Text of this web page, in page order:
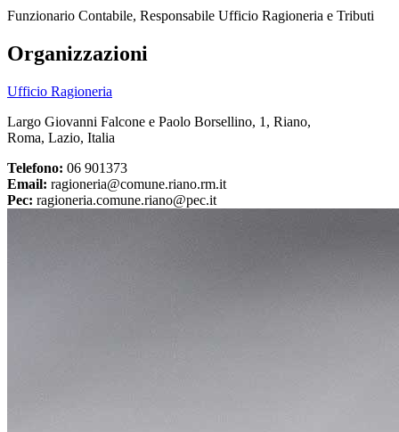
Funzionario Contabile, Responsabile Ufficio Ragioneria e Tributi
Organizzazioni
Ufficio Ragioneria
Largo Giovanni Falcone e Paolo Borsellino, 1, Riano,
Roma, Lazio, Italia
Telefono: 06 901373
Email: ragioneria@comune.riano.rm.it
Pec: ragioneria.comune.riano@pec.it